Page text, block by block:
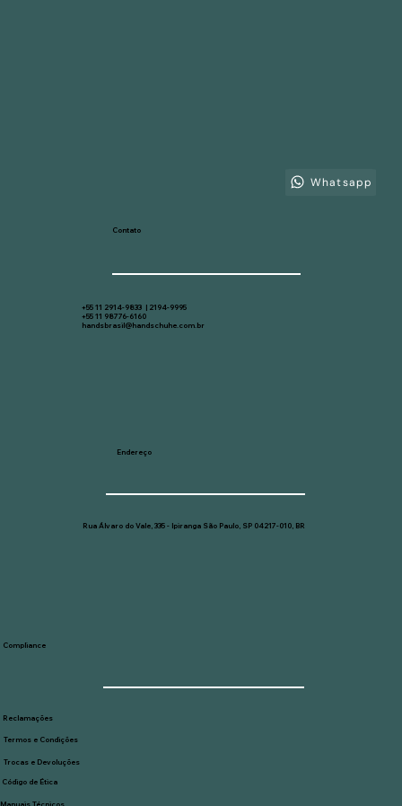
Contato
+55 11 2914-9833 | 2194-9995
+55 11 98776-6160
handsbrasil@handschuhe.com.br
Endereço
Rua Álvaro do Vale, 335 - Ipiranga São Paulo, SP 04217-010, BR
Compliance
Termos e Condições
Reclamações
Trocas e Devoluções
Código de Ética
Manuais Técnicos
Whatsapp